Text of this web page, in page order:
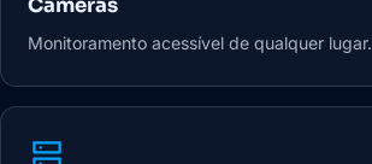
Câmeras
Monitoramento acessível de qualquer lugar.